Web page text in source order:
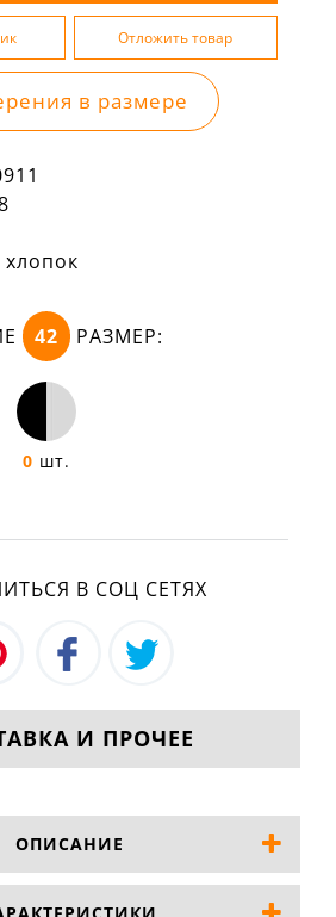
в размере
хлопок
42 РАЗМЕР:
0 шт.
В СОЦ СЕТЯХ
И ПРОЧЕЕ
ОПИСАНИЕ